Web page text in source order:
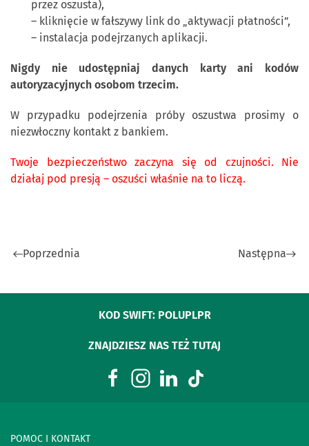
przez oszusta),
– kliknięcie w fałszywy link do „aktywacji płatności”,
– instalacja podejrzanych aplikacji.
Nigdy nie udostępniaj danych karty ani kodów
autoryzacyjnych osobom trzecim.
W przypadku podejrzenia próby oszustwa prosimy o
niezwłoczny kontakt z bankiem.
Twoje bezpieczeństwo zaczyna się od czujności. Nie
działaj pod presją – oszuści właśnie na to liczą.
Poprzednia Następna
KOD SWIFT: POLUPLPR
ZNAJDZIESZ NAS TEŻ TUTAJ
POMOC I KONTAKT